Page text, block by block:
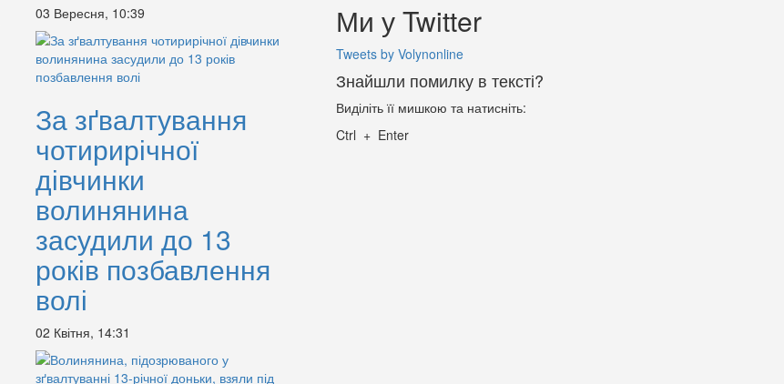
03 Вересня, 10:39
За зґвалтування
чотирирічної
дівчинки
волинянина
засудили до 13
років позбавлення
волі
02 Квітня, 14:31
Ми у Twitter
Tweets by Volynonline
Знайшли помилку в тексті?
Виділіть її мишкою та натисніть:
Ctrl + Enter